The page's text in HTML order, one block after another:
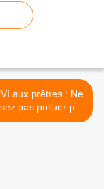
aux prêtres : Ne
pas polluer par
la mentalité de ce monde! >